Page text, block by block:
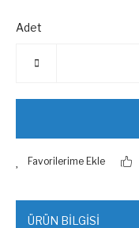
Adet
ÜRÜN BİLGİSİ